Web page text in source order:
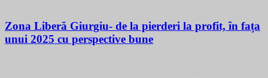
Zona Liberă Giurgiu- de la pierderi la profit, în fața
unui 2025 cu perspective bune